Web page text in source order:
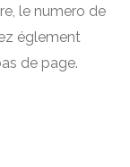
le numero de
églement
de page.